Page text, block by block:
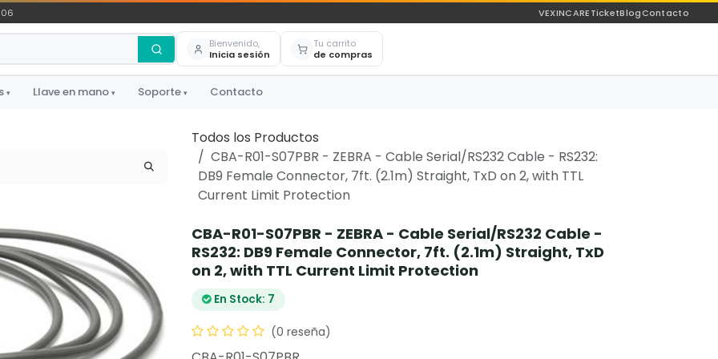
VEXINCARETicketBlogContacto
Bienvenido,
Inicia sesión
Tu carrito
de compras
▾ Llave en mano ▾ Soporte ▾ Contacto
Todos los Productos
CBA-R01-S07PBR - ZEBRA - Cable Serial/RS232 Cable - RS232:
DB9 Female Connector, 7ft. (2.1m) Straight, TxD on 2, with TTL
Current Limit Protection
CBA-R01-S07PBR - ZEBRA - Cable Serial/RS232 Cable -
RS232: DB9 Female Connector, 7ft. (2.1m) Straight, TxD
on 2, with TTL Current Limit Protection
En Stock: 7
(0 reseña)